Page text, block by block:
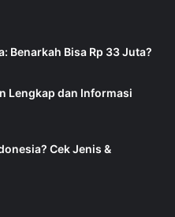
Benarkah Bisa Rp 33 Juta?
Lengkap dan Informasi
Cek Jenis &